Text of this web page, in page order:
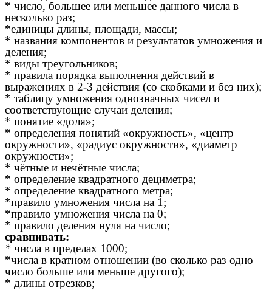
* число, большее или меньшее данного числа в
несколько раз;
*единицы длины, площади, массы;
* названия компонентов и результатов умножения и
деления;
* виды треугольников;
* правила порядка выполнения действий в
выражениях в 2-3 действия (со скобками и без них);
* таблицу умножения однозначных чисел и
соответствующие случаи деления;
* понятие «доля»;
* определения понятий «окружность», «центр
окружности», «радиус окружности», «диаметр
окружности»;
* чётные и нечётные числа;
* определение квадратного дециметра;
* определение квадратного метра;
*правило умножения числа на 1;
*правило умножения числа на 0;
* правило деления нуля на число;
сравнивать:
* числа в пределах 1000;
*числа в кратном отношении (во сколько раз одно
число больше или меньше другого);
* длины отрезков;